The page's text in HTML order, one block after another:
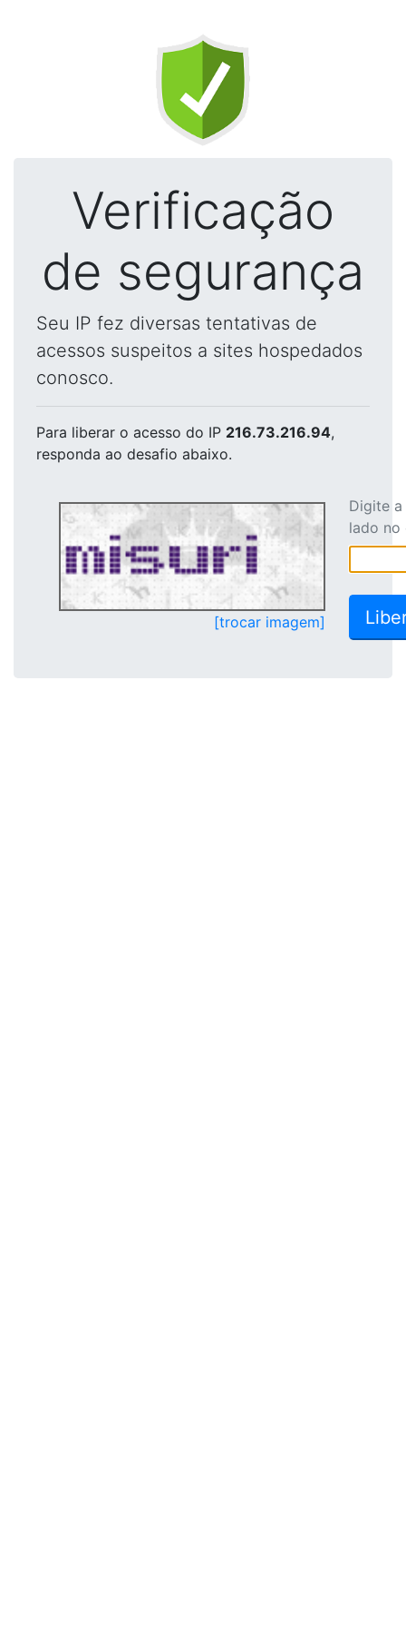
Verificação
de segurança
Seu IP fez diversas tentativas de
acessos suspeitos a sites hospedados
conosco.
Para liberar o acesso do IP 216.73.216.94,
responda ao desafio abaixo.
[trocar imagem]
Digite
lado no